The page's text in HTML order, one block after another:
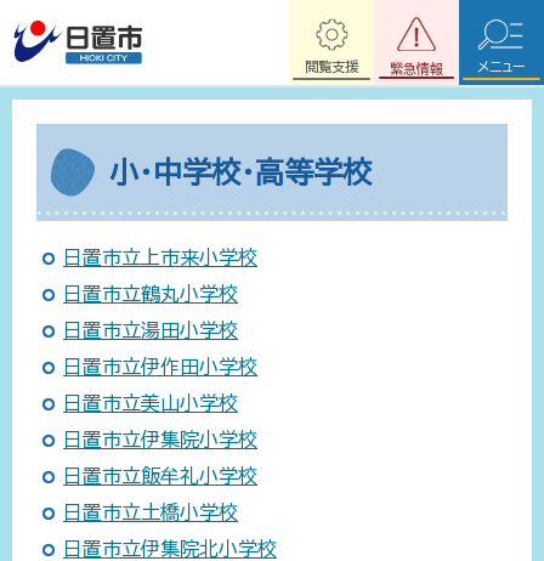
緊急情報
閲覧支援 メニュー
小・中学校・高等学校
日置市立上市来小学校
日置市立鶴丸小学校
日置市立湯田小学校
日置市立伊作田小学校
日置市立美山小学校
日置市立伊集院小学校
日置市立飯牟礼小学校
日置市立土橋小学校
日置市立伊集院北小学校